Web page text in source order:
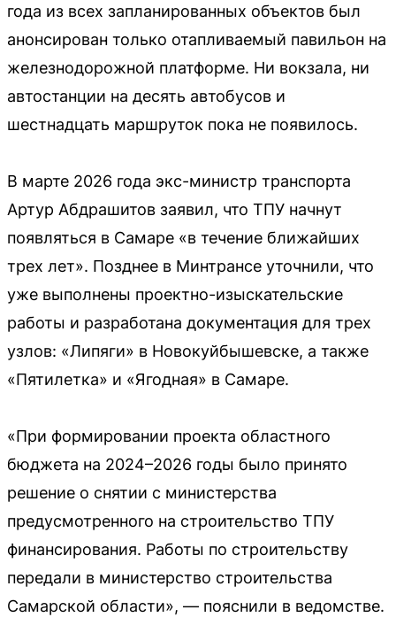
года из всех запланированных объектов был
анонсирован только отапливаемый павильон на
железнодорожной платформе. Ни вокзала, ни
автостанции на десять автобусов и
шестнадцать маршруток пока не появилось.
В марте 2026 года экс-министр транспорта
Артур Абдрашитов заявил, что ТПУ начнут
появляться в Самаре «в течение ближайших
трех лет». Позднее в Минтрансе уточнили, что
уже выполнены проектно-изыскательские
работы и разработана документация для трех
узлов: «Липяги» в Новокуйбышевске, а также
«Пятилетка» и «Ягодная» в Самаре.
«При формировании проекта областного
бюджета на 2024–2026 годы было принято
решение о снятии с министерства
предусмотренного на строительство ТПУ
финансирования. Работы по строительству
передали в министерство строительства
Самарской области», — пояснили в ведомстве.